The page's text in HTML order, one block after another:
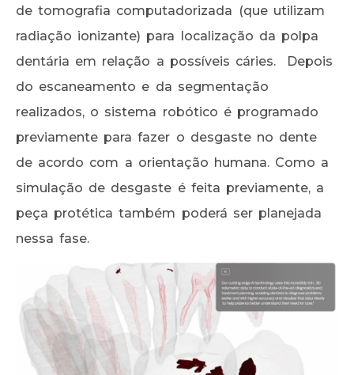
de tomografia computadorizada (que utilizam
radiação ionizante) para localização da polpa
dentária em relação a possíveis cáries. Depois
do escaneamento e da segmentação
realizados, o sistema robótico é programado
previamente para fazer o desgaste no dente
de acordo com a orientação humana. Como a
simulação de desgaste é feita previamente, a
peça protética também poderá ser planejada
nessa fase.